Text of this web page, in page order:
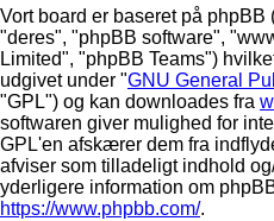
Vort board er baseret på
"deres", "phpBB software",
Limited", "phpBB Teams")
udgivet under "GNU General
"GPL") og kan downloades fra
softwaren giver mulighed for
GPL'en afskærer dem fra
afviser som tilladeligt indhold
yderligere information om
https://www.phpbb.com/.